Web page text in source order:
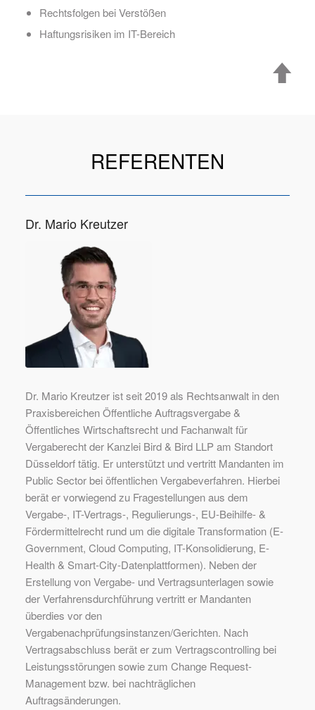
Rechtsfolgen bei Verstößen
Haftungsrisiken im IT-Bereich
REFERENTEN
Dr. Mario Kreutzer
Dr. Mario Kreutzer ist seit 2019 als Rechtsanwalt in den
Praxisbereichen Öffentliche Auftragsvergabe &
Öffentliches Wirtschaftsrecht und Fachanwalt für
Vergaberecht der Kanzlei Bird & Bird LLP am Standort
Düsseldorf tätig. Er unterstützt und vertritt Mandanten im
Public Sector bei öffentlichen Vergabeverfahren. Hierbei
berät er vorwiegend zu Fragestellungen aus dem
Vergabe-, IT-Vertrags-, Regulierungs-, EU-Beihilfe- &
Fördermittelrecht rund um die digitale Transformation (E-
Government, Cloud Computing, IT-Konsolidierung, E-
Health & Smart-City-Datenplattformen). Neben der
Erstellung von Vergabe- und Vertragsunterlagen sowie
der Verfahrensdurchführung vertritt er Mandanten
überdies vor den
Vergabenachprüfungsinstanzen/Gerichten. Nach
Vertragsabschluss berät er zum Vertragscontrolling bei
Leistungsstörungen sowie zum Change Request-
Management bzw. bei nachträglichen
Auftragsänderungen.